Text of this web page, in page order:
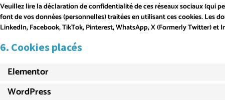
Veuillez lire la déclaration de confidentialité de ces réseaux sociaux (qui
font de vos données (personnelles) traitées en utilisant ces cookies. Les
LinkedIn, Facebook, TikTok, Pinterest, WhatsApp, X (Formerly Twitter) et
6. Cookies placés
Elementor
WordPress